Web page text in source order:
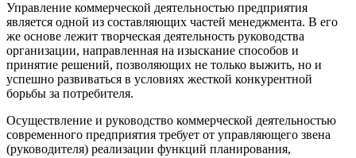
Управление коммерческой деятельностью предприятия
является одной из составляющих частей менеджмента. В его
же основе лежит творческая деятельность руководства
организации, направленная на изыскание способов и
принятие решений, позволяющих не только выжить, но и
успешно развиваться в условиях жесткой конкурентной
борьбы за потребителя.
Осуществление и руководство коммерческой деятельностью
современного предприятия требует от управляющего звена
(руководителя) реализации функций планирования,